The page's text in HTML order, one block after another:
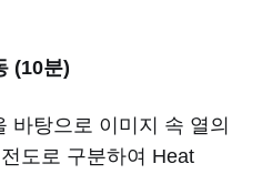
(10분)
바탕으로 이미지 속 열의
도로 구분하여 Heat